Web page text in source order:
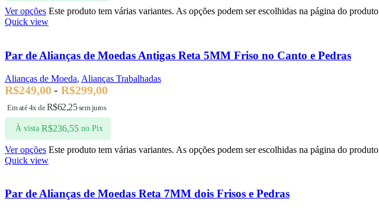
Ver opções Este produto tem várias variantes. As opções podem ser escolhidas na página do produto
Quick view
Par de Alianças de Moedas Antigas Reta 5MM Friso no Canto e Pedras
Alianças de Moeda, Alianças Trabalhadas
R$249,00- R$299,00
Em até 4x deR$62,25sem juros
À vista R$236,55 no Pix
Ver opções Este produto tem várias variantes. As opções podem ser escolhidas na página do produto
Quick view
Par de Alianças de Moedas Reta 7MM dois Frisos e Pedras